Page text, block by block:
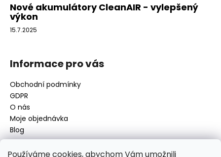
Používáme cookies, abychom Vám umožnili
Nové akumulátory CleanAIR - vylepšený
výkon
15.7.2025
Informace pro vás
Obchodní podmínky
GDPR
O nás
Moje objednávka
Blog